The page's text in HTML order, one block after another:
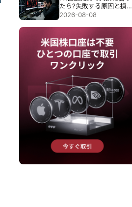
たら?失敗する原因と損失
を防ぐための対策を解説
2026-08-08